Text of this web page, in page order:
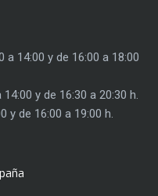
a 14:00 y de 16:00 a 18:00
y de 16:30 a 20:30 h.
y de 16:00 a 19:00 h.